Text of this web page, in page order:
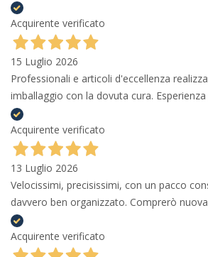
Acquirente verificato
15 Luglio 2026
Professionali e articoli d'eccellenza
imballaggio con la dovuta cura. Esperienza
Acquirente verificato
13 Luglio 2026
Velocissimi, precisissimi, con un pacco
davvero ben organizzato. Comprerò
Acquirente verificato